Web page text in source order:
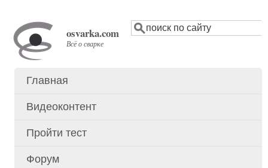
основному
содержанию
Поиск
osvarka.com
Всё о сварке
Основное
Главная
Видеоконтент
Пройти тест
Форум